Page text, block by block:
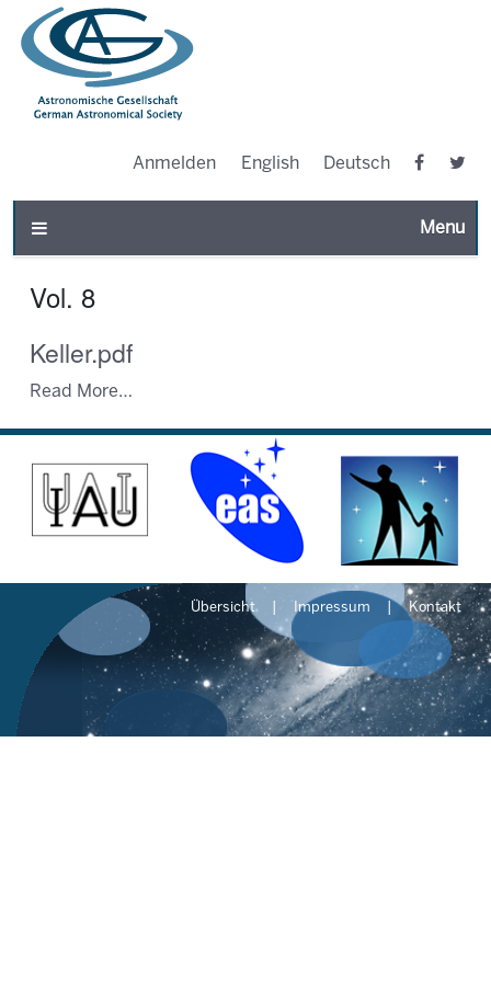
Anmelden English Deutsch
Toggle
Vol. 8
Keller.pdf
Read More…
Übersicht Impressum Kontakt